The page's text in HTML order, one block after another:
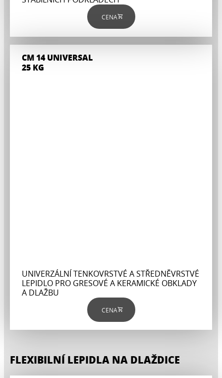
CENA
CM 14 UNIVERSAL
25 KG
UNIVERZÁLNÍ TENKOVRSTVÉ A STŘEDNĚVRSTVÉ
LEPIDLO PRO GRESOVÉ A KERAMICKÉ OBKLADY
A DLAŽBU
CENA
FLEXIBILNÍ LEPIDLA NA DLAŽDICE